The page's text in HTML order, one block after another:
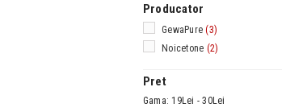
Producator
GewaPure (3)
Noicetone (2)
Pret
Gama: 19Lei - 30Lei